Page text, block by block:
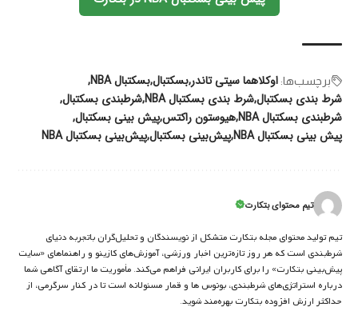
برچسب‌‌ها: اوکلاهما سیتی تاندربسکتبالبسکتبال‌ NBA
شرط بندی بسکتبالشرط بندی بسکتبال NBA
شرطبندی بسکتبال
شرطبندی بسکتبال NBA
هیوستون راکتسپیش بینی بسکتبال
پیش بینی بسکتبال NBA
پیش‌بینی بسکتبالپیش‌بینی بسکتبال NBA
تیم محتوای بتکارت
تیم تولید محتوای مجله بتکارت متشکل از نویسندگان و تحلیل‌گران باتجربه دنیای
شرط‌بندی است که هر روز تازه‌ترین اخبار ورزشی، آموزش‌های کازینو و راهنماهای «سایت
پیش‌بینی بتکارت» را برای کاربران ایرانی فراهم می‌کند. مأموریت ما ارتقای آگاهی شما
درباره استراتژی‌های شرطبندی، بونوس ها و قمار مسئولانه است تا در کنار سرگرمی، از
حداکثر ارزش افزوده بتکارت بهره‌مند شوید.